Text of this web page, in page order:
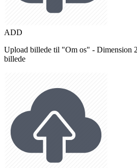
ADD
Upload billede til "Om os" - Dimension
billede